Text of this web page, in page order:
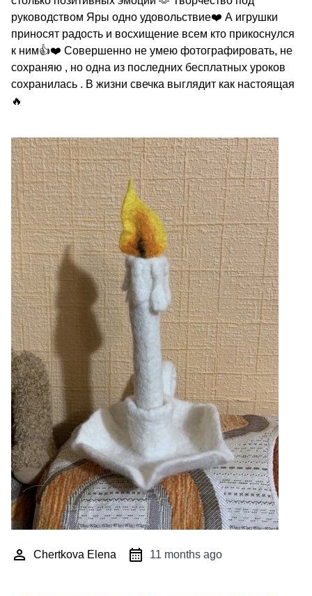
руководством Яры одно удовольствие❤️ А игрушки
приносят радость и восхищение всем кто прикоснулся
к ним👍❤️ Совершенно не умею фотографировать, не
сохраняю , но одна из последних бесплатных уроков
сохранилась . В жизни свечка выглядит как настоящая
🔥
Chertkova Elena 11 months ago